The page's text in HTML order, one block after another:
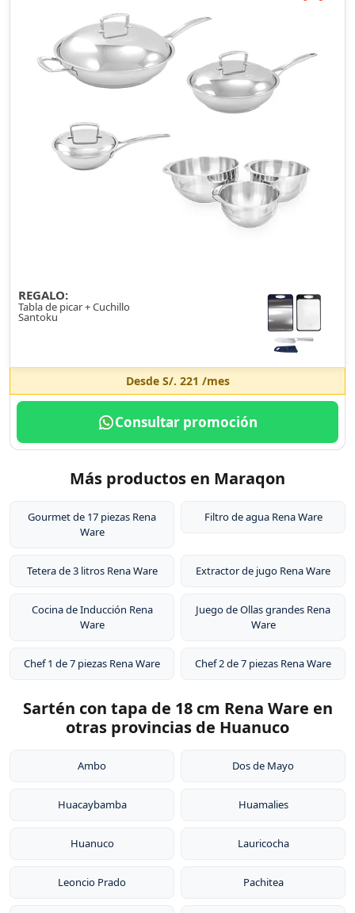
REGALO:
Tabla de picar + Cuchillo
Santoku
Desde S/. 221 /mes
Consultar promoción
Más productos en Maraqon
Gourmet de 17 piezas Rena
Ware
Filtro de agua Rena Ware
Tetera de 3 litros Rena Ware Extractor de jugo Rena Ware
Cocina de Inducción Rena
Ware
Juego de Ollas grandes Rena
Ware
Chef 1 de 7 piezas Rena Ware Chef 2 de 7 piezas Rena Ware
Sartén con tapa de 18 cm Rena Ware en
otras provincias de Huanuco
Ambo Dos de Mayo
Huacaybamba Huamalies
Huanuco Lauricocha
Leoncio Prado Pachitea